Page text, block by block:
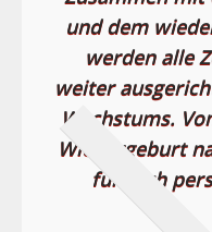
und dem
werden alle
weiter
Wachstums.
Wiedergeburt
für Dich